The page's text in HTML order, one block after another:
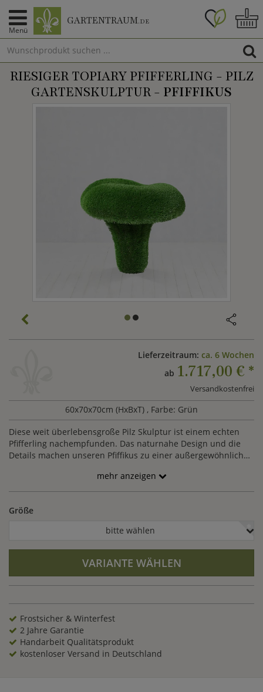
Menü
GARTENTRAUM.DE
RIESIGER TOPIARY PFIFFERLING - PILZ
GARTENSKULPTUR - PFIFFIKUS
Lieferzeitraum: ca. 6 Wochen
ab 1.717,00 € *
Versandkostenfrei
60x70x70cm (HxBxT) , Farbe: Grün
Diese weit überlebensgroße Pilz Skulptur ist einem echten
Pfifferling nachempfunden. Das naturnahe Design und die
Details machen unseren Pfiffikus zu einer außergewöhnlichen
Figur genannt, wird aus Glasfaserkunststoff und Kunstrasen
gefertigt. Sie ist pflegeleicht, UV-beständig und
qualitätsbewusste Herstellung bieten Ihnen ein hochwertiges
Dekorationselement, an dem Sie lange Freude haben.
mehr anzeigen
Größe
bitte wählen
VARIANTE WÄHLEN
Frostsicher & Winterfest
2 Jahre Garantie
Handarbeit Qualitätsprodukt
kostenloser Versand in Deutschland